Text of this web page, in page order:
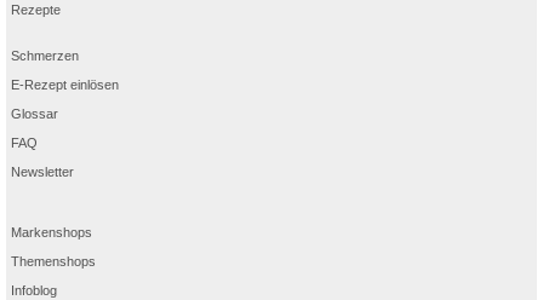
Rezepte
Schmerzen
E-Rezept einlösen
Glossar
FAQ
Newsletter
Markenshops
Themenshops
Infoblog